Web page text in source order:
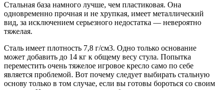
Стальная база намного лучше, чем пластиковая. Она
одновременно прочная и не хрупкая, имеет металлический
вид, за исключением серьезного недостатка — невероятно
тяжелая.
Сталь имеет плотность 7,8 г/см3. Одно только основание
может добавить до 14 кг к общему весу стула. Попытка
переместить очень тяжелое игровое кресло само по себе
является проблемой. Вот почему следует выбирать стальную
основу только в том случае, если вы готовы бороться со своим